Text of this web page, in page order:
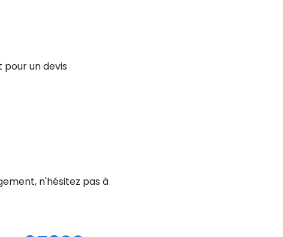
un devis
n'hésitez pas à